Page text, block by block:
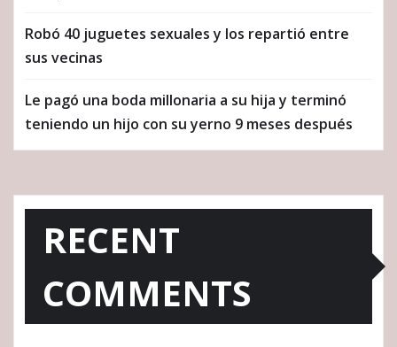
Robó 40 juguetes sexuales y los repartió entre
sus vecinas
Le pagó una boda millonaria a su hija y terminó
teniendo un hijo con su yerno 9 meses después
RECENT
COMMENTS